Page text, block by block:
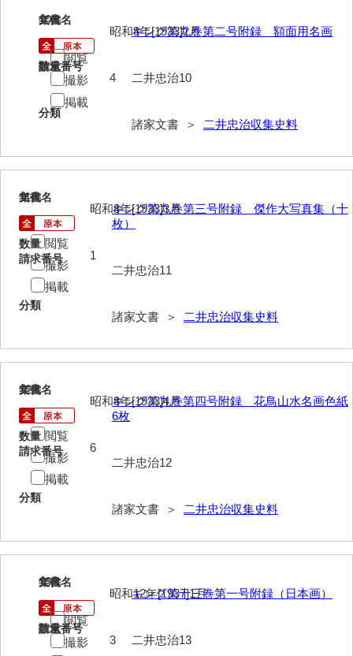
小田家文書（柳井市和田）
小田家文書（山口市下小鯖）
小野家文書
影山家文書
鍛冶利吉文書
片岡トミ子自作農地木札
堅田家文書（山口市）
片山家文書（下関市豊浦）
月輪寺文書
桂家文書（宇部市1）
桂家文書（下関市長府）
桂家文書（大阪市）
10
文書名
キング第九巻第二号附録 額面用名画
請求番号
二井忠治10
分類
諸家文書 ＞ 二井忠治収集史料
年代
昭和8年[1933]2月
数量
4
閲覧
撮影
掲載
11
文書名
キング第九巻第三号附録 傑作大写真集（十
枚）
請求番号
二井忠治11
分類
諸家文書 ＞ 二井忠治収集史料
年代
昭和8年[1933]3月
数量
1
閲覧
撮影
掲載
12
文書名
キング第九巻第四号附録 花鳥山水名画色紙
6枚
請求番号
二井忠治12
分類
諸家文書 ＞ 二井忠治収集史料
年代
昭和8年[1933]4月
数量
6
閲覧
撮影
掲載
13
文書名
キング第十三巻第一号附録（日本画）
請求番号
二井忠治13
年代
昭和12年[1937]1月
数量
3
閲覧
撮影